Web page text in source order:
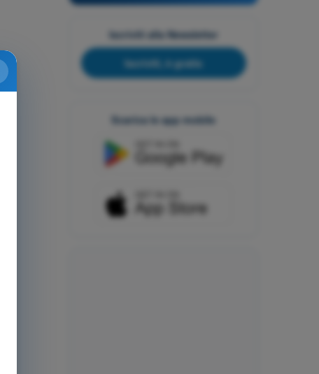
Iscriviti alla Newsletter
Iscriviti, è gratis
Scarica le app mobile